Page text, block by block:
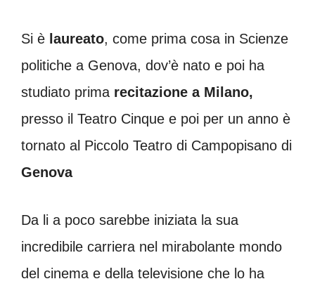
Si è laureato, come prima cosa in Scienze
politiche a Genova, dov’è nato e poi ha
studiato prima recitazione a Milano,
presso il Teatro Cinque e poi per un anno è
tornato al Piccolo Teatro di Campopisano di
Genova
Da li a poco sarebbe iniziata la sua
incredibile carriera nel mirabolante mondo
del cinema e della televisione che lo ha